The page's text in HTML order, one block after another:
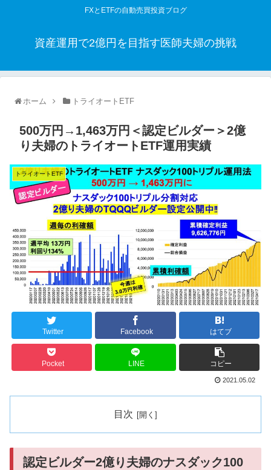
FXとETFの自動売買投資ブログ
資産運用で2億円を目指す医師夫婦の挑戦
ホーム トライオートETF
500万円→1,463万円＜認定ビルダー＞2億
り夫婦のトライオートETF運用実績
トライオートETF
Twitter Facebook はてブ
Pocket LINE コピー
2021.05.02
目次
認定ビルダー2億り夫婦のナスダック100